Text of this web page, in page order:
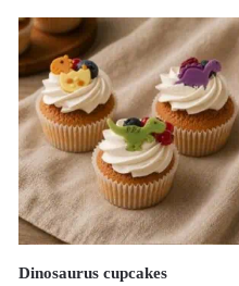
Dinosaurus cupcakes